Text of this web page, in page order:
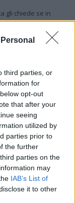
third parties, or
for
opt-out
that after your
seeing
utilized by
parties prior to
the further
parties on the
may
IAB’s List of
it to other
gli chiede se in
agli incisivi con
C’è chi ha il naso
identità, non mi